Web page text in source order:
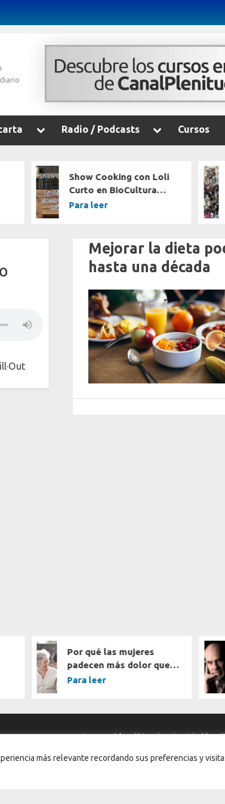
más relevante recordando sus preferencias y
Toggle
Toggle
Radio / Podcasts
Toggle
Toggle
sub-
menu
Cursos
Show Cooking con Loli
Curto en BioCultura
2025
Para leer
Etiqueta:
sana
Mejorar la dieta
hasta una década
Posted
on
10 de febrero de 2022
By
CanalPlenitud.TV
Por qué las mujeres
padecen más dolor que
los hombres
Para leer
Aviso Legal|Política de privacidad|